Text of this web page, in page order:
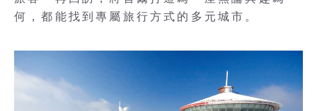
何，都能找到專屬旅行方式的多元城市。